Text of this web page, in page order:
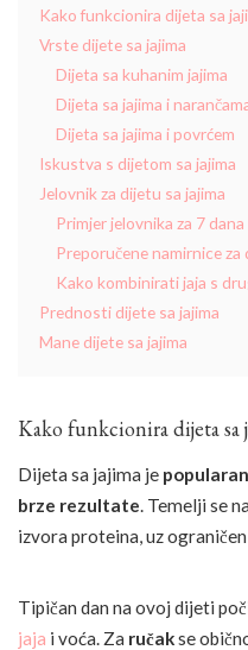
Kako funkcionira dijeta sa
Vrste dijete sa jajima
Dijeta sa kuhanim jajima
Dijeta sa jajima i
Dijeta sa jajima i povrćem
Iskustva s dijetom sa jajima
Jelovnik za dijetu sa jajima
Primjer jelovnika za 7 dana
Preporučene namirnice za
Kako kombinirati jaja s
Prednosti dijete sa jajima
Mane dijete sa jajima
Kako funkcionira dijeta sa
Dijeta sa jajima je popularan
brze rezultate. Temelji se
izvora proteina, uz
Tipičan dan na ovoj dijeti
jaja i voća. Za ručakse